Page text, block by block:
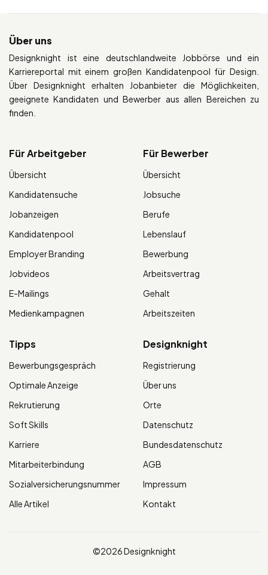
Über uns
Designknight ist eine deutschlandweite Jobbörse und ein
Karriereportal mit einem großen Kandidatenpool für Design.
Über Designknight erhalten Jobanbieter die Möglichkeiten,
geeignete Kandidaten und Bewerber aus allen Bereichen zu
finden.
Für Arbeitgeber
Übersicht
Kandidatensuche
Jobanzeigen
Kandidatenpool
Employer Branding
Jobvideos
E-Mailings
Medienkampagnen
Für Bewerber
Übersicht
Jobsuche
Berufe
Lebenslauf
Bewerbung
Arbeitsvertrag
Gehalt
Arbeitszeiten
Tipps
Bewerbungsgespräch
Optimale Anzeige
Rekrutierung
Soft Skills
Karriere
Mitarbeiterbindung
Sozialversicherungsnummer
Alle Artikel
Designknight
Registrierung
Über uns
Orte
Datenschutz
Bundesdatenschutz
AGB
Impressum
Kontakt
©2026 Designknight